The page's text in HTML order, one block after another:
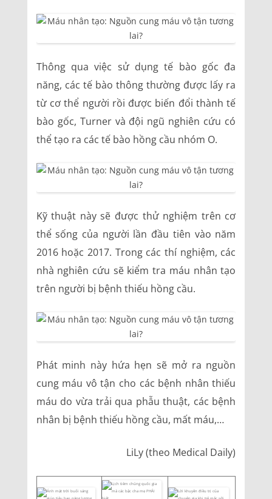
Thông qua việc sử dụng tế bào gốc đa
năng, các tế bào thông thường được lấy ra
từ cơ thể người rồi được biến đổi thành tế
bào gốc, Turner và đội ngũ nghiên cứu có
thể tạo ra các tế bào hồng cầu nhóm O.
Kỹ thuật này sẽ được thử nghiệm trên cơ
thể sống của người lần đầu tiên vào năm
2016 hoặc 2017. Trong các thí nghiệm, các
nhà nghiên cứu sẽ kiểm tra máu nhân tạo
trên người bị bệnh thiếu hồng cầu.
Phát minh này hứa hẹn sẽ mở ra nguồn
cung máu vô tận cho các bệnh nhân thiếu
máu do vừa trải qua phẫu thuật, các bệnh
nhân bị bệnh thiếu hồng cầu, mất máu,…
LiLy (theo Medical Daily)